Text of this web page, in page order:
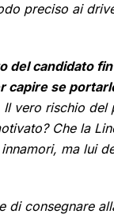
preciso ai
del candidato
capire se
Il vero rischio del
Che la
ma lui
di consegnare